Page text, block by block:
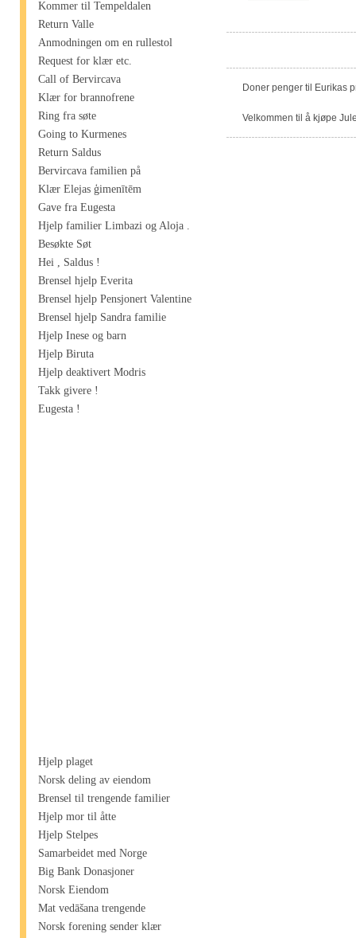
Kommer til Tempeldalen
Return Valle
Anmodningen om en rullestol
Request for klær etc.
Call of Bervircava
Klær for brannofrene
Ring fra søte
Going to Kurmenes
Return Saldus
Bervircava familien på
Klær Elejas ģimenītēm
Gave fra Eugesta
Hjelp familier Limbazi og Aloja .
Besøkte Søt
Hei , Saldus !
Brensel hjelp Everita
Brensel hjelp Pensjonert Valentine
Brensel hjelp Sandra familie
Hjelp Inese og barn
Hjelp Biruta
Hjelp deaktivert Modris
Takk givere !
Eugesta !
Hjelp plaget
Norsk deling av eiendom
Brensel til trengende familier
Hjelp mor til åtte
Hjelp Stelpes
Samarbeidet med Norge
Big Bank Donasjoner
Norsk Eiendom
Mat vedāšana trengende
Norsk forening sender klær
Doner penger til Eurikas
Velkommen til å kjøpe